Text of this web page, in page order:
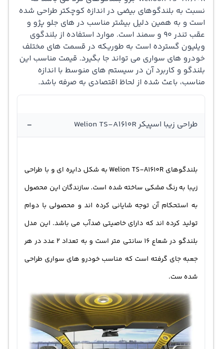
های مختلف ماشین از قبیل داشبورد جلو، روی درب ها یا روی
طاقچه ی عقب بکار برد.تجربه شنیدن موسیقی با کیفیت را با
بلند گو Welion TS-A1610R داشته باشید.
نسبت به بلندگوهای بیضی در اندازه کوچکتر طراحی شده
است و به همین دلیل بیشتر مناسب در های جلو پژو و
عقب تندر 90 و سمند است. موارد استفاده از بلندگوی
ویلیون گسترده است به طوریکه در قسمت های مختلف
خودرو های سواری می تواند جا بگیرد. قیمت مناسب این
بلندگو و کاربرد آن در سیستم های منوسط با اندازه
مناسب، باعث شده از لحاظ اقتصادی به صرفه باشد.
طراحی زیبا اسپیکر Welion TS-A1610R -
بلندگوهای Welion TS-A1610R به شکل دایره ای و با طراحی
زیبا به رنگ مشکی ساخته شده است. سازندگان این محصول
به استحکام آن توجه شایانی کرده اند و محصولی با دوام
تولید کرده اند که دارای خاصیتی ضدآب می باشد. این مدل
بلندگو در شعاع 16 سانتی متر است و به تعداد 2 عدد در هر
جعبه جای گرفته است که مناسب خودرو های سواری طراحی
شده ست.